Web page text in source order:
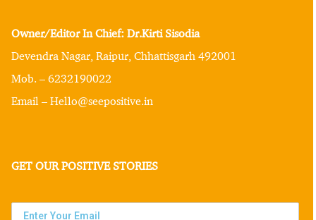
Owner/Editor In Chief: Dr.Kirti Sisodia
Devendra Nagar, Raipur, Chhattisgarh 492001
Mob. – 6232190022
Email – Hello@seepositive.in
GET OUR POSITIVE STORIES